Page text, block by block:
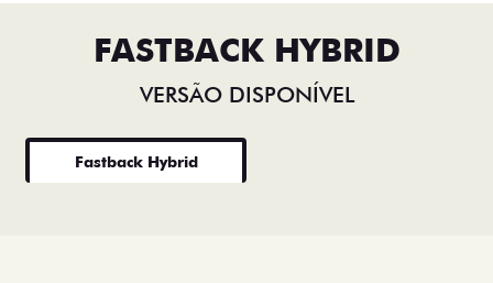
FASTBACK HYBRID
VERSÃO DISPONÍVEL
Fastback Hybrid